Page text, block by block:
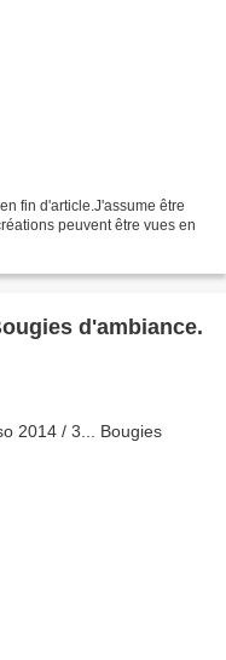
fin d'article.J'assume être
peuvent être vues en
d'ambiance.